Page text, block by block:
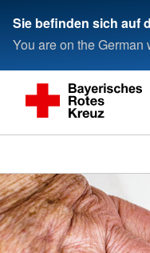
Sie befinden sich auf
You are on the